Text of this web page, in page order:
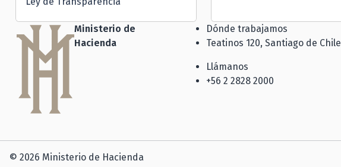
Ministerio de
Hacienda
Dónde trabajamos
Teatinos 120, Santiago de Chile
Llámanos
+56 2 2828 2000
© 2026 Ministerio de Hacienda